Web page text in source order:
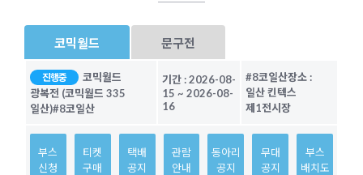
코믹월드 문구전
진행중
코믹월드
광복전 (코믹월드 335
일산)#8코일산
기간 :2026-08-
15 ~ 2026-08-
16
#8코일산장소 :
일산 킨텍스
제1전시장
부스
신청
티켓
구매
택배
공지
관람
안내
동아리
공지
무대
공지
부스
배치도